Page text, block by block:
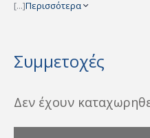
[...]Περισσότερα
Συμμετοχές
Δεν έχουν